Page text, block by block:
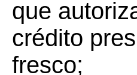
que
crédito
fresco;